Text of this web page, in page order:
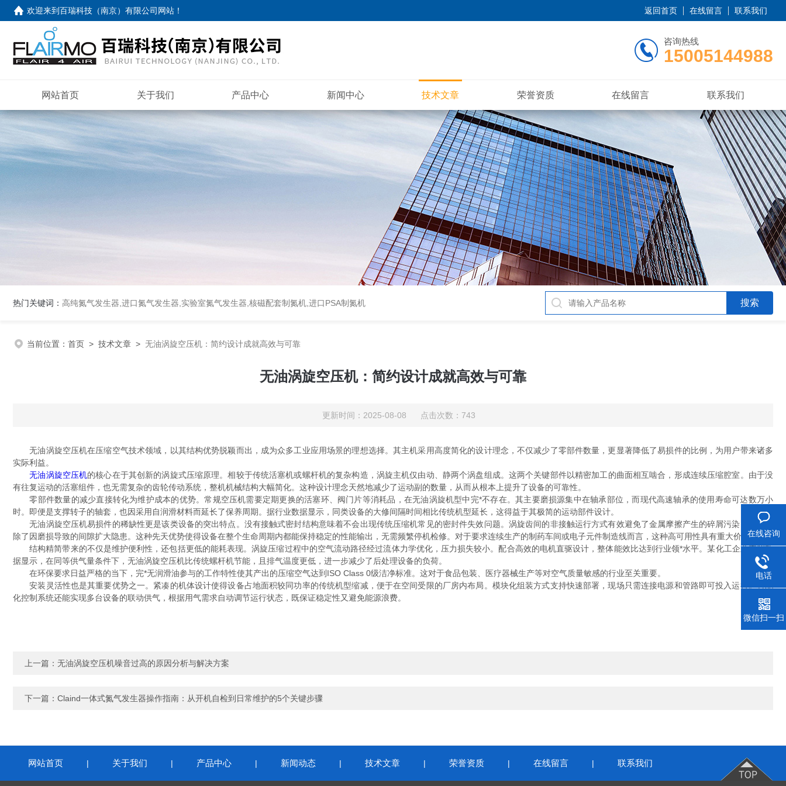
欢迎来到百瑞科技（南京）有限公司网站 ！ 返回首页 在线留言 联系我们
咨询热线
15005144988
网站首页 关于我们 产品中心 新闻中心 技术文章 荣誉资质 在线留言 联系我们
热门关键词： 高纯氮气发生器,进口氮气发生器,实验室氮气发生器,核磁配套制氮机,进口PSA制氮机
当前位置： 首页 > 技术文章 > 无油涡旋空压机：简约设计成就高效与可靠
无油涡旋空压机：简约设计成就高效与可靠
更新时间：2025-08-08 点击次数：743
无油涡旋空压机在压缩空气技术领域，以其结构优势脱颖而出，成为众多工业应用场景的理想选择。其主机采用高度简化的设计理念，不仅减少了零部件数量，更显著降低了易损件的比例，为用户带来诸多
实际利益。
无油涡旋空压机的核心在于其创新的涡旋式压缩原理。相较于传统活塞机或螺杆机的复杂构造，涡旋主机仅由动、静两个涡盘组成。这两个关键部件以精密加工的曲面相互啮合，形成连续压缩腔室。由于没
有往复运动的活塞组件，也无需复杂的齿轮传动系统，整机机械结构大幅简化。这种设计理念天然地减少了运动副的数量，从而从根本上提升了设备的可靠性。
零部件数量的减少直接转化为维护成本的优势。常规空压机需要定期更换的活塞环、阀门片等消耗品，在无油涡旋机型中完*不存在。其主要磨损源集中在轴承部位，而现代高速轴承的使用寿命可达数万小
时。即便是支撑转子的轴套，也因采用自润滑材料而延长了保养周期。据行业数据显示，同类设备的大修间隔时间相比传统机型延长，这得益于其极简的运动部件设计。
无油涡旋空压机易损件的稀缺性更是该类设备的突出特点。没有接触式密封结构意味着不会出现传统压缩机常见的密封件失效问题。涡旋齿间的非接触运行方式有效避免了金属摩擦产生的碎屑污染，同时消
除了因磨损导致的间隙扩大隐患。这种先天优势使得设备在整个生命周期内都能保持稳定的性能输出，无需频繁停机检修。对于要求连续生产的制药车间或电子元件制造线而言，这种高可用性具有重大价值。
结构精简带来的不仅是维护便利性，还包括更低的能耗表现。涡旋压缩过程中的空气流动路径经过流体力学优化，压力损失较小。配合高效的电机直驱设计，整体能效比达到行业领*水平。某化工企业实测数
据显示，在同等供气量条件下，无油涡旋空压机比传统螺杆机节能，且排气温度更低，进一步减少了后处理设备的负荷。
在环保要求日益严格的当下，完*无润滑油参与的工作特性使其产出的压缩空气达到ISO Class 0级洁净标准。这对于食品包装、医疗器械生产等对空气质量敏感的行业至关重要。
安装灵活性也是其重要优势之一。紧凑的机体设计使得设备占地面积较同功率的传统机型缩减，便于在空间受限的厂房内布局。模块化组装方式支持快速部署，现场只需连接电源和管路即可投入运行。智能
化控制系统还能实现多台设备的联动供气，根据用气需求自动调节运行状态，既保证稳定性又避免能源浪费。
上一篇： 无油涡旋空压机噪音过高的原因分析与解决方案
下一篇： Claind一体式氮气发生器操作指南：从开机自检到日常维护的5个关键步骤
网站首页 | 关于我们 | 产品中心 | 新闻动态 | 技术文章 | 荣誉资质 | 在线留言 | 联系我们
在线咨询
电话
微信扫一扫